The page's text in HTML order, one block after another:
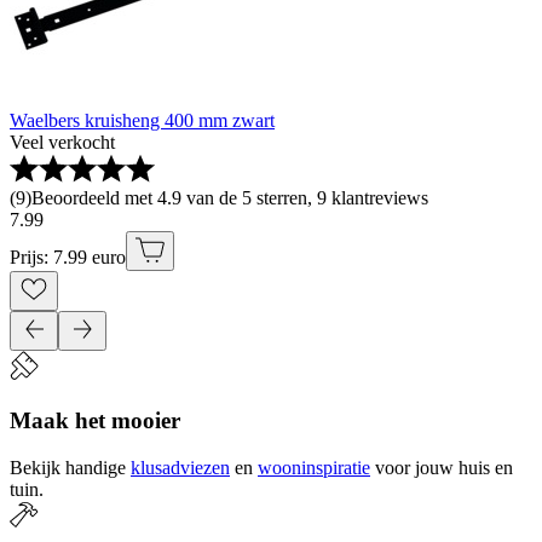
Waelbers kruisheng 400 mm zwart
Veel verkocht
(9)Beoordeeld met 4.9 van de 5 sterren, 9 klantreviews
7.99
Prijs: 7.99 euro
Maak het mooier
Bekijk handige klusadviezen en wooninspiratie voor jouw huis en
tuin.